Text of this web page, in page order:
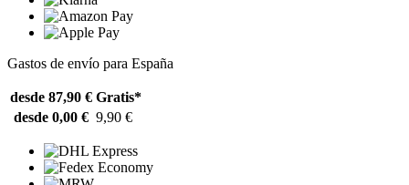
Gastos de envío para España
desde 87,90 € Gratis*
desde 0,00 € 9,90 €